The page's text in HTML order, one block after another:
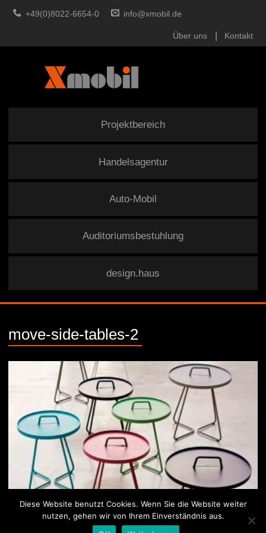
+49(0)8022-6654-0 info@xmobil.de
Über uns Kontakt
Projektbereich
Handelsagentur
Auto-Mobil
Auditoriumsbestuhlung
design.haus
move-side-tables-2
Diese Website benutzt Cookies. Wenn Sie die Website weiter
nutzen, gehen wir von Ihrem Einverständnis aus.